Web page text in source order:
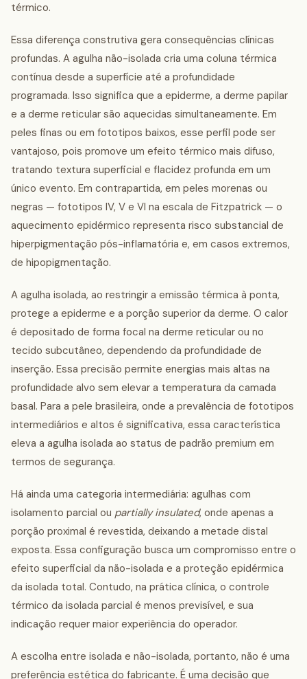
térmico.
Essa diferença construtiva gera consequências clínicas
profundas. A agulha não-isolada cria uma coluna térmica
contínua desde a superfície até a profundidade
programada. Isso significa que a epiderme, a derme papilar
e a derme reticular são aquecidas simultaneamente. Em
peles finas ou em fototipos baixos, esse perfil pode ser
vantajoso, pois promove um efeito térmico mais difuso,
tratando textura superficial e flacidez profunda em um
único evento. Em contrapartida, em peles morenas ou
negras — fototipos IV, V e VI na escala de Fitzpatrick — o
aquecimento epidérmico representa risco substancial de
hiperpigmentação pós-inflamatória e, em casos extremos,
de hipopigmentação.
A agulha isolada, ao restringir a emissão térmica à ponta,
protege a epiderme e a porção superior da derme. O calor
é depositado de forma focal na derme reticular ou no
tecido subcutâneo, dependendo da profundidade de
inserção. Essa precisão permite energias mais altas na
profundidade alvo sem elevar a temperatura da camada
basal. Para a pele brasileira, onde a prevalência de fototipos
intermediários e altos é significativa, essa característica
eleva a agulha isolada ao status de padrão premium em
termos de segurança.
Há ainda uma categoria intermediária: agulhas com
isolamento parcial ou partially insulated, onde apenas a
porção proximal é revestida, deixando a metade distal
exposta. Essa configuração busca um compromisso entre o
efeito superficial da não-isolada e a proteção epidérmica
da isolada total. Contudo, na prática clínica, o controle
térmico da isolada parcial é menos previsível, e sua
indicação requer maior experiência do operador.
A escolha entre isolada e não-isolada, portanto, não é uma
preferência estética do fabricante. É uma decisão que